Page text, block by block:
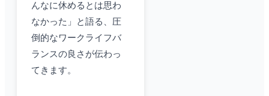
んなに休めるとは思わ
なかった」と語る、圧
倒的なワークライフバ
ランスの良さが伝わっ
てきます。